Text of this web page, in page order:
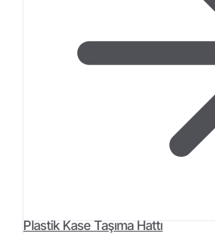
Plastik Kase Taşıma Hattı